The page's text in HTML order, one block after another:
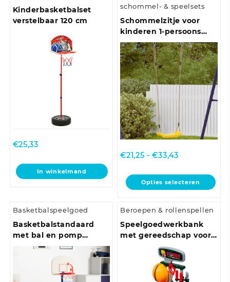
Kinderbasketbalset
verstelbaar 120 cm
€25,33
In winkelmand
schommel- & speelsets
Schommelzitje voor
kinderen 1-persoons
verstelbaar touw groen
€21,25 - €33,43Prijsklasse:
tot
€33,43
Opties selecteren
Dit
product
meerdere
variaties.
Deze
Basketbalspeelgoed
Basketbalstandaard
met bal en pomp
hoogte verstelbaar
Beroepen & rollenspellen
Speelgoedwerkbank
met gereedschap voor
kinderen kinderkamer
groen + grijs